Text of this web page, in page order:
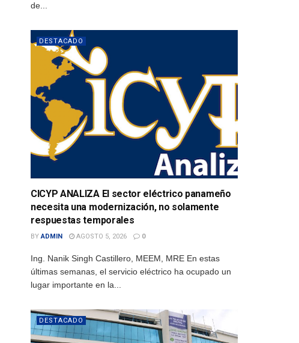
de...
DESTACADO
CICYP ANALIZA El sector eléctrico panameño
necesita una modernización, no solamente
respuestas temporales
BY ADMIN AGOSTO 5, 2026 0
Ing. Nanik Singh Castillero, MEEM, MRE En estas
últimas semanas, el servicio eléctrico ha ocupado un
lugar importante en la...
DESTACADO